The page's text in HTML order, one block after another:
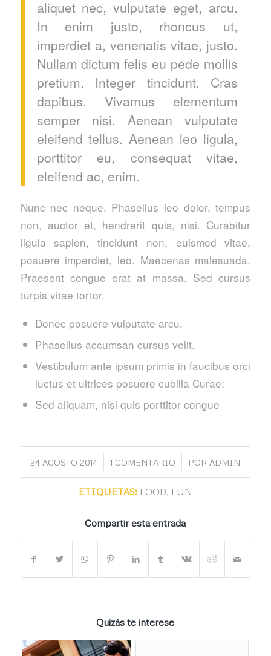
aliquet nec, vulputate eget, arcu.
In enim justo, rhoncus ut,
imperdiet a, venenatis vitae, justo.
Nullam dictum felis eu pede mollis
pretium. Integer tincidunt. Cras
dapibus. Vivamus elementum
semper nisi. Aenean vulputate
eleifend tellus. Aenean leo ligula,
porttitor eu, consequat vitae,
eleifend ac, enim.
Nunc nec neque. Phasellus leo dolor, tempus
non, auctor et, hendrerit quis, nisi. Curabitur
ligula sapien, tincidunt non, euismod vitae,
posuere imperdiet, leo. Maecenas malesuada.
Praesent congue erat at massa. Sed cursus
turpis vitae tortor.
Donec posuere vulputate arcu.
Phasellus accumsan cursus velit.
Vestibulum ante ipsum primis in faucibus orci
luctus et ultrices posuere cubilia Curae;
Sed aliquam, nisi quis porttitor congue
24 AGOSTO 2014
/ 1 COMENTARIO
/ POR ADMIN
ETIQUETAS: FOOD, FUN
Compartir esta entrada
Quizás te interese